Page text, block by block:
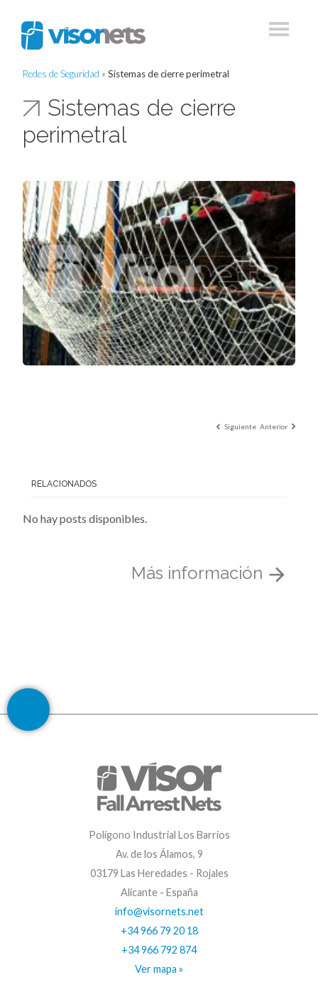
Redes de Seguridad » Sistemas de cierre perimetral
Sistemas de cierre
perimetral
Siguiente Anterior
RELACIONADOS
No hay posts disponibles.
Más información
Polígono Industrial Los Barrios
Av. de los Álamos, 9
03179 Las Heredades - Rojales
Alicante - España
info@visornets.net
+34 966 79 20 18
+34 966 792 874
Ver mapa »